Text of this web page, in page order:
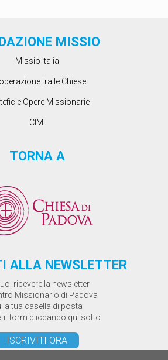
MISSIO
Missio Italia
tra le Chiese
Opere Missionarie
CIMI
TORNA A
ALLA NEWSLETTER
ricevere la newsletter
Missionario di Padova
tua casella di posta
il form cliccando qui sotto:
ISCRIVITI ORA